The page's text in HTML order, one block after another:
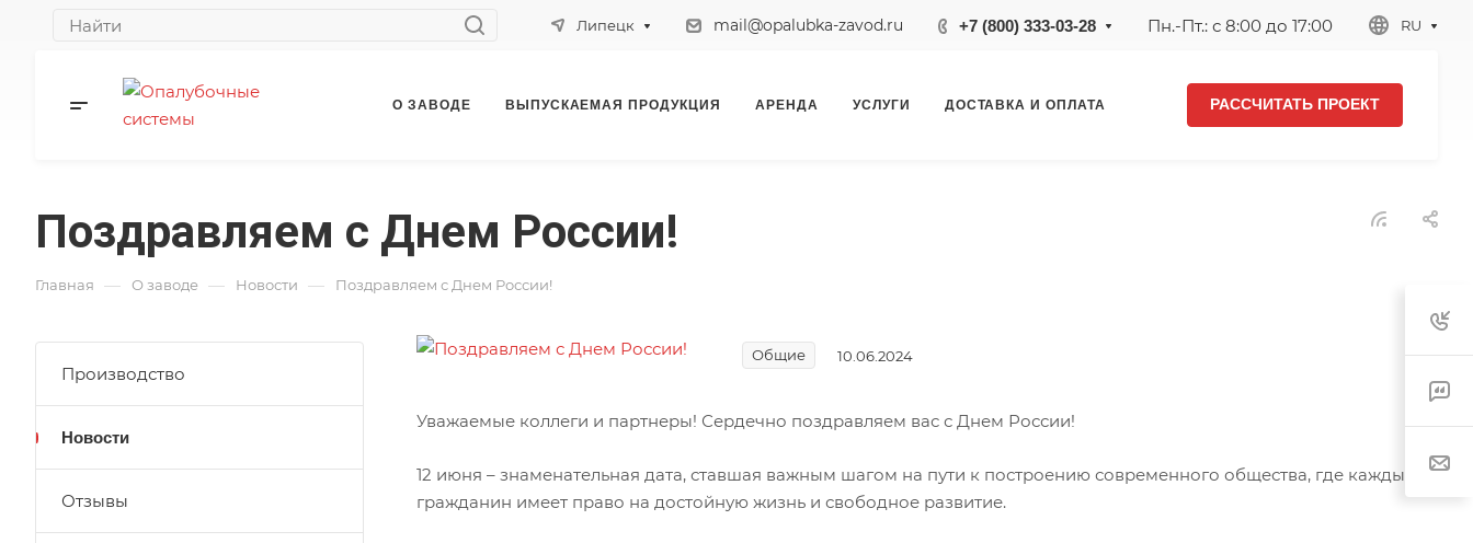
Липецк mail@opalubka-zavod.ru +7 (800) 333-03-28 Пн.-Пт.: с 8:00 до 17:00 RU
О ЗАВОДЕ ВЫПУСКАЕМАЯ ПРОДУКЦИЯ АРЕНДА УСЛУГИ ДОСТАВКА И ОПЛАТА
КОНТАКТЫ
РАССЧИТАТЬ ПРОЕКТ
Поздравляем с Днем России!
Главная — О заводе — Новости — Поздравляем с Днем России!
Общие 10.06.2024
Уважаемые коллеги и партнеры! Сердечно поздравляем вас с Днем России!
12 июня – знаменательная дата, ставшая важным шагом на пути к построению современного общества, где каждый
гражданин имеет право на достойную жизнь и свободное развитие.
Производство
Новости
Отзывы